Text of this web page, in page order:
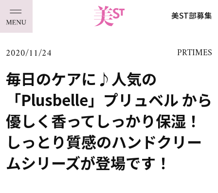
美ST部募集
2020/11/24 PRTIMES
毎日のケアに♪人気の
「Plusbelle」プリュベル から
優しく香ってしっかり保湿！
しっとり質感のハンドクリー
ムシリーズが登場です！